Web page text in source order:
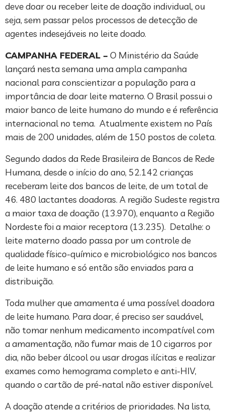
deve doar ou receber leite de doação individual, ou
seja, sem passar pelos processos de detecção de
agentes indesejáveis no leite doado.
CAMPANHA FEDERAL – O Ministério da Saúde
lançará nesta semana uma ampla campanha
nacional para conscientizar a população para a
importância de doar leite materno. O Brasil possui o
maior banco de leite humano do mundo e é referência
internacional no tema. Atualmente existem no País
mais de 200 unidades, além de 150 postos de coleta.
Segundo dados da Rede Brasileira de Bancos de Rede
Humana, desde o início do ano, 52.142 crianças
receberam leite dos bancos de leite, de um total de
46. 480 lactantes doadoras. A região Sudeste registra
a maior taxa de doação (13.970), enquanto a Região
Nordeste foi a maior receptora (13.235). Detalhe: o
leite materno doado passa por um controle de
qualidade físico-químico e microbiológico nos bancos
de leite humano e só então são enviados para a
distribuição.
Toda mulher que amamenta é uma possível doadora
de leite humano. Para doar, é preciso ser saudável,
não tomar nenhum medicamento incompatível com
a amamentação, não fumar mais de 10 cigarros por
dia, não beber álcool ou usar drogas ilícitas e realizar
exames como hemograma completo e anti-HIV,
quando o cartão de pré-natal não estiver disponível.
A doação atende a critérios de prioridades. Na lista,